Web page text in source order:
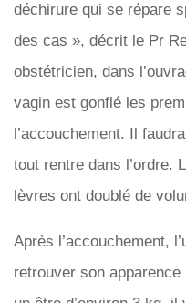
déchirure qui se répare
des cas », décrit le Pr
obstétricien, dans
vagin est gonflé les
l’accouchement. Il
tout rentre dans l’ordre.
lèvres ont doublé de
Après l’accouchement,
retrouver son